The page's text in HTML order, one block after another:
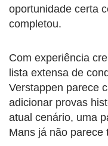
oportunidade certa
completou.
Com experiência
lista extensa de
Verstappen parece
adicionar provas
atual cenário, uma
Mans já não parece